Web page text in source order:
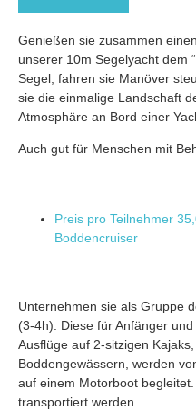
Genießen sie zusammen
unserer 10m Segelyacht dem
Segel, fahren sie Manöver
sie die einmalige Landschaft
Atmosphäre an Bord einer
Auch gut für Menschen mit
Preis pro Teilnehmer
Boddencruiser
Unternehmen sie als Gruppe
(3-4h). Diese für Anfänger
Ausflüge auf 2-sitzigen
Boddengewässern, werden
auf einem Motorboot
transportiert werden.